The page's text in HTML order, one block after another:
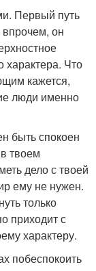
Первый путь
впрочем, он
характера. Что
кажется,
люди именно
быть спокоен
твоем
дело с твоей
ему не нужен.
только
приходит с
характеру.
побеспокоить